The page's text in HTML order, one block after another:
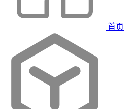
首页